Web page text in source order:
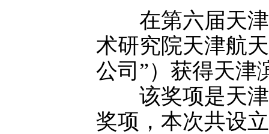
在第六届天津
术研究院天津航
公司”）获得天津
该奖项是天津
奖项，本次共设